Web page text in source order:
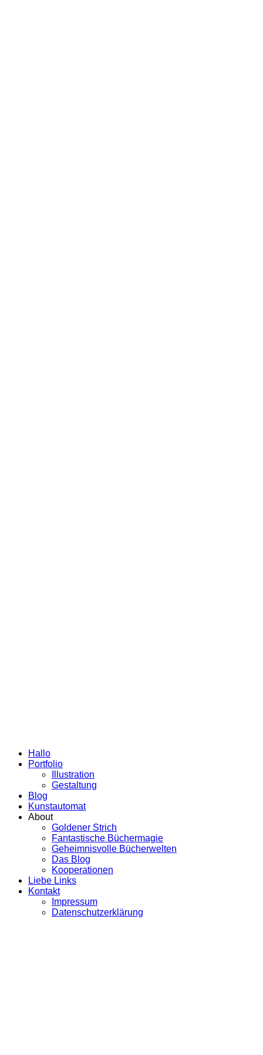
Hallo
Portfolio
Illustration
Gestaltung
Blog
Kunstautomat
About
Goldener Strich
Fantastische Büchermagie
Geheimnisvolle Bücherwelten
Das Blog
Kooperationen
Liebe Links
Kontakt
Impressum
Datenschutzerklärung